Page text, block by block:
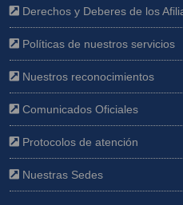
Derechos y Deberes de los
Políticas de nuestros servicios
Nuestros reconocimientos
Comunicados Oficiales
Protocolos de atención
Nuestras Sedes